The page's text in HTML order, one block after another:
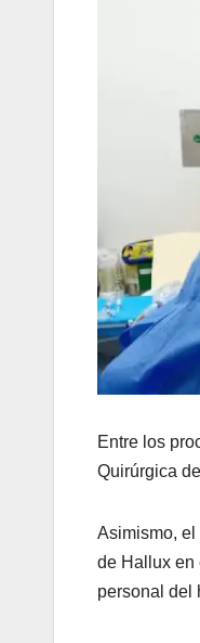
Entre los
Quirúrgica
Asimismo,
de Hallux en
personal del